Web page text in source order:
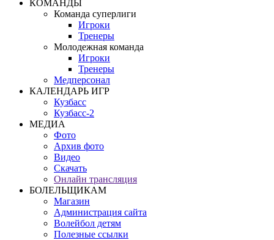
КОМАНДЫ
Команда суперлиги
Игроки
Тренеры
Молодежная команда
Игроки
Тренеры
Медперсонал
КАЛЕНДАРЬ ИГР
Кузбасс
Кузбасс-2
МЕДИА
Фото
Архив фото
Видео
Скачать
Онлайн трансляция
БОЛЕЛЬЩИКАМ
Магазин
Администрация сайта
Волейбол детям
Полезные ссылки